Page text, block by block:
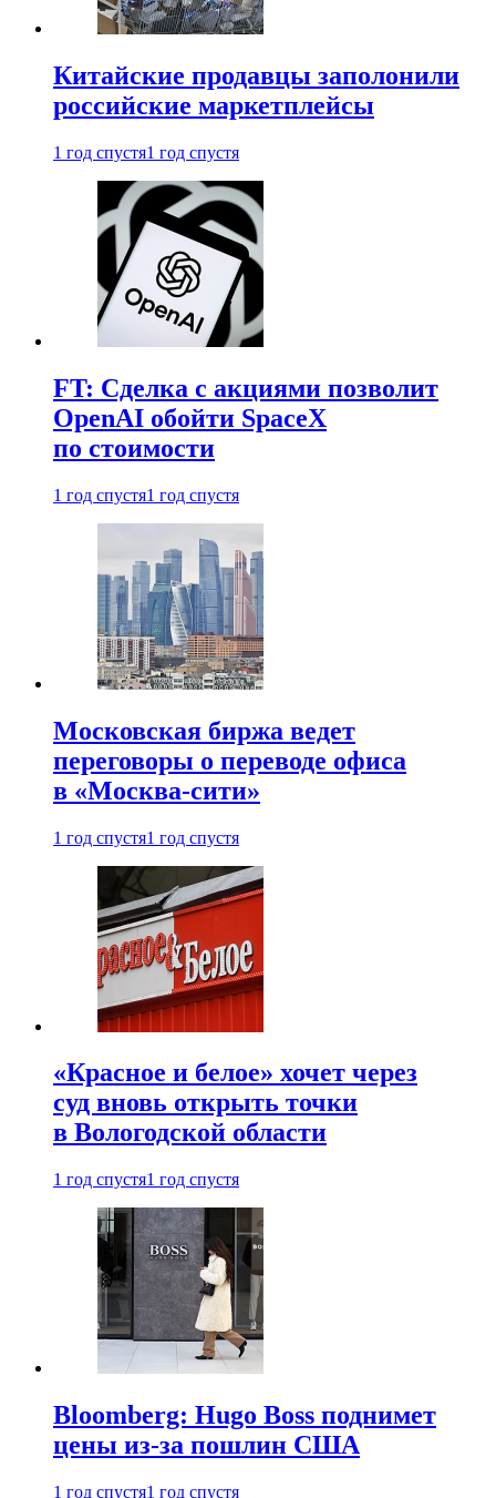
Китайские продавцы заполонили
российские маркетплейсы
1 год спустя1 год спустя
FT: Сделка с акциями позволит
OpenAI обойти SpaceX
по стоимости
1 год спустя1 год спустя
Московская биржа ведет
переговоры о переводе офиса
в «Москва-сити»
1 год спустя1 год спустя
«Красное и белое» хочет через
суд вновь открыть точки
в Вологодской области
1 год спустя1 год спустя
Bloomberg: Hugo Boss поднимет
цены из-за пошлин США
1 год спустя1 год спустя